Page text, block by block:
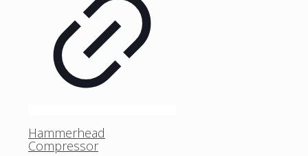
Hammerhead
Compressor